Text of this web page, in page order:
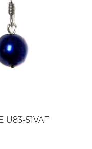
U83-51VAF